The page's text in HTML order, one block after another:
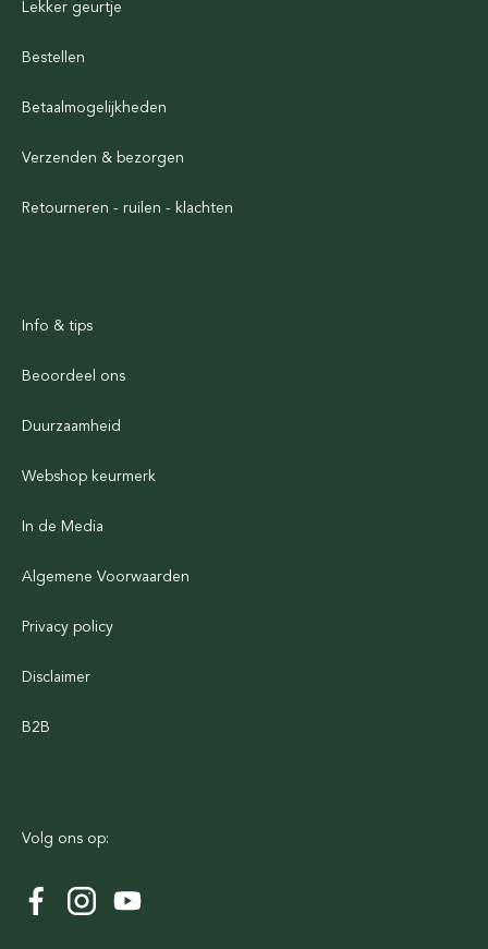
Lekker geurtje
Bestellen
Betaalmogelijkheden
Verzenden & bezorgen
Retourneren - ruilen - klachten
Info & tips
Beoordeel ons
Duurzaamheid
Webshop keurmerk
In de Media
Algemene Voorwaarden
Privacy policy
Disclaimer
B2B
Volg ons op: